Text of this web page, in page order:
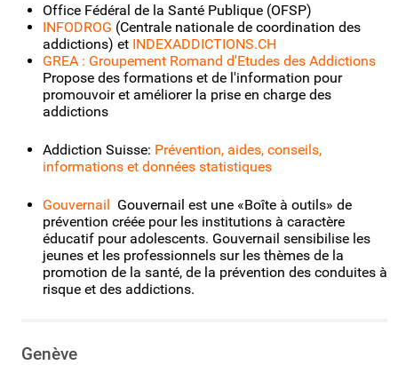
Office Fédéral de la Santé Publique (OFSP)
INFODROG (Centrale nationale de coordination des
addictions) et INDEXADDICTIONS.CH
GREA : Groupement Romand d'Etudes des Addictions
Propose des formations et de l'information pour
promouvoir et améliorer la prise en charge des
addictions
Addiction Suisse: Prévention, aides, conseils,
informations et données statistiques
Gouvernail Gouvernail est une «Boîte à outils» de
prévention créée pour les institutions à caractère
éducatif pour adolescents. Gouvernail sensibilise les
jeunes et les professionnels sur les thèmes de la
promotion de la santé, de la prévention des conduites à
risque et des addictions.
Genève